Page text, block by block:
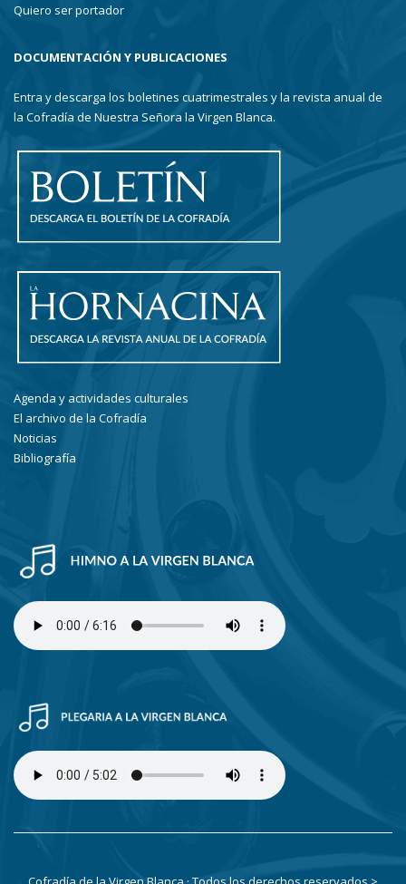
Quiero ser portador
DOCUMENTACIÓN Y PUBLICACIONES
Entra y descarga los boletines cuatrimestrales y la revista anual de
la Cofradía de Nuestra Señora la Virgen Blanca.
Agenda y actividades culturales
El archivo de la Cofradía
Noticias
Bibliografía